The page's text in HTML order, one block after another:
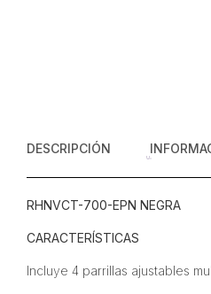
DESCRIPCIÓN
RHNVCT-700-EPN NEGRA
CARACTERÍSTICAS
Incluye 4 parrillas ajustables